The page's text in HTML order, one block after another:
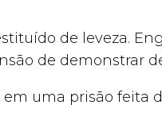
de leveza.
de demonstrar
uma prisão feita